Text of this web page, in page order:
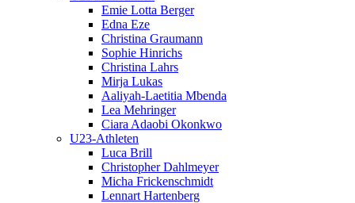
Emie Lotta Berger
Edna Eze
Christina Graumann
Sophie Hinrichs
Christina Lahrs
Mirja Lukas
Aaliyah-Laetitia Mbenda
Lea Mehringer
Ciara Adaobi Okonkwo
U23-Athleten
Luca Brill
Christopher Dahlmeyer
Micha Frickenschmidt
Lennart Hartenberg